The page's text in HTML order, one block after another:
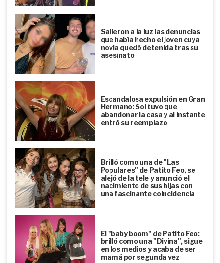
Salieron a la luz las denuncias
que había hecho el joven cuya
novia quedó detenida tras su
asesinato
Escandalosa expulsión en Gran
Hermano: Sol tuvo que
abandonar la casa y al instante
entró su reemplazo
Brilló como una de "Las
Populares" de Patito Feo, se
alejó de la tele y anunció el
nacimiento de sus hijas con
una fascinante coincidencia
El "baby boom" de Patito Feo:
brilló como una "Divina", sigue
en los medios y acaba de ser
mamá por segunda vez